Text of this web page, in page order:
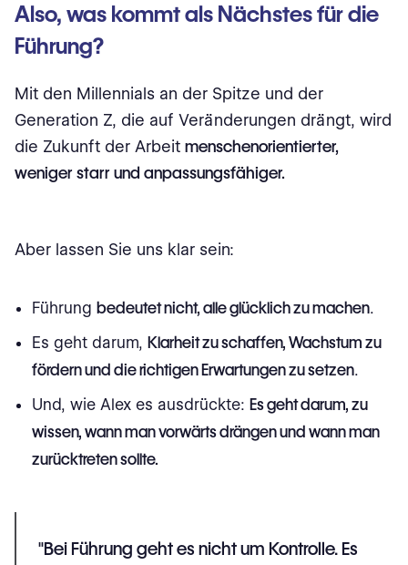
Also, was kommt als Nächstes für die
Führung?
Mit den Millennials an der Spitze und der
Generation Z, die auf Veränderungen drängt, wird
die Zukunft der Arbeit menschenorientierter,
weniger starr und anpassungsfähiger.
Aber lassen Sie uns klar sein:
Führung bedeutet nicht, alle glücklich zu machen.
Es geht darum, Klarheit zu schaffen, Wachstum zu
fördern und die richtigen Erwartungen zu setzen.
Und, wie Alex es ausdrückte: Es geht darum, zu
wissen, wann man vorwärts drängen und wann man
zurücktreten sollte.
"Bei Führung geht es nicht um Kontrolle. Es